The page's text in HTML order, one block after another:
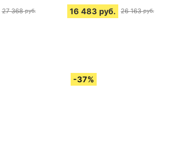
27 368 руб. 16 483 руб. 26 163 руб.